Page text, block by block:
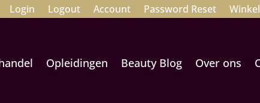
Login Logout Account Password Reset
Opleidingen Beauty Blog Over ons